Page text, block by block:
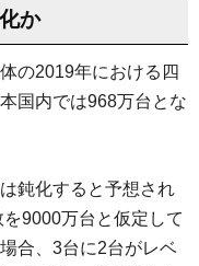
か
の2019年における四
国内では968万台とな
鈍化すると予想され
9000万台と仮定して
合、3台に2台がレベ